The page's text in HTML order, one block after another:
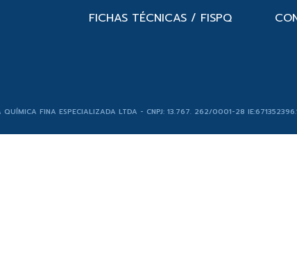
FICHAS TÉCNICAS / FISPQ
FINA ESPECIALIZADA LTDA - CNPJ: 13.767. 262/0001-28